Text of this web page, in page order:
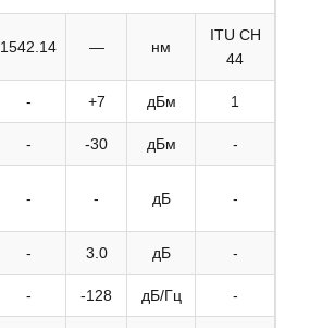
1542.14 — нм
ITU CH
44
- +7 дБм 1
- -30 дБм -
- - дБ -
- 3.0 дБ -
- -128 дБ/Гц -